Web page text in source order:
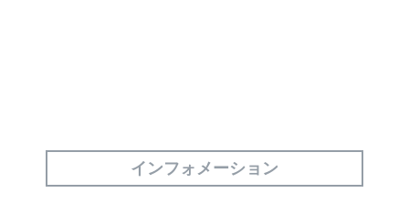
インフォメーション